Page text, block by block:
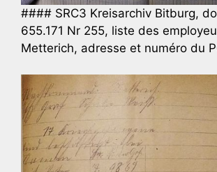
#### SRC3 Kreisarchiv Bitburg,
655.171 Nr 255, liste des
Metterich, adresse et numéro du